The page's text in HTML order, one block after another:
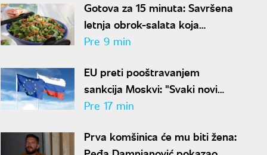
Gotova za 15 minuta: Savršena
letnja obrok-salata koja
osvežava, dugo drži sitost i ima
Pre 9 min
EU preti pooštravanjem
sankcija Moskvi: "Svaki novi
napad na Ukrajinu dodatni je
Pre 17 min
Prva komšinica će mu biti žena: